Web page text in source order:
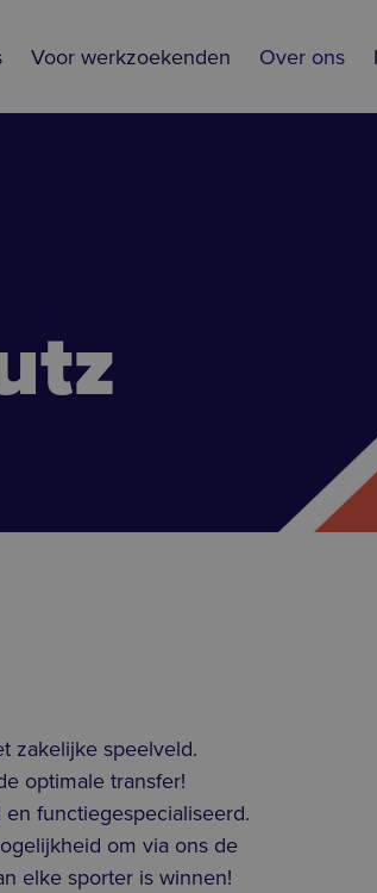
Voor werkzoekenden Over ons
zakelijke speelveld.
optimale transfer!
functiegespecialiseerd.
om via ons de
elke sporter is winnen!